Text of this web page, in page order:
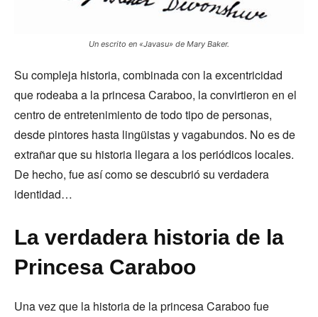
Un escrito en «Javasu» de Mary Baker.
Su compleja historia, combinada con la excentricidad
que rodeaba a la princesa Caraboo, la convirtieron en el
centro de entretenimiento de todo tipo de personas,
desde pintores hasta lingüistas y vagabundos. No es de
extrañar que su historia llegara a los periódicos locales.
De hecho, fue así como se descubrió su verdadera
identidad…
La verdadera historia de la
Princesa Caraboo
Una vez que la historia de la princesa Caraboo fue